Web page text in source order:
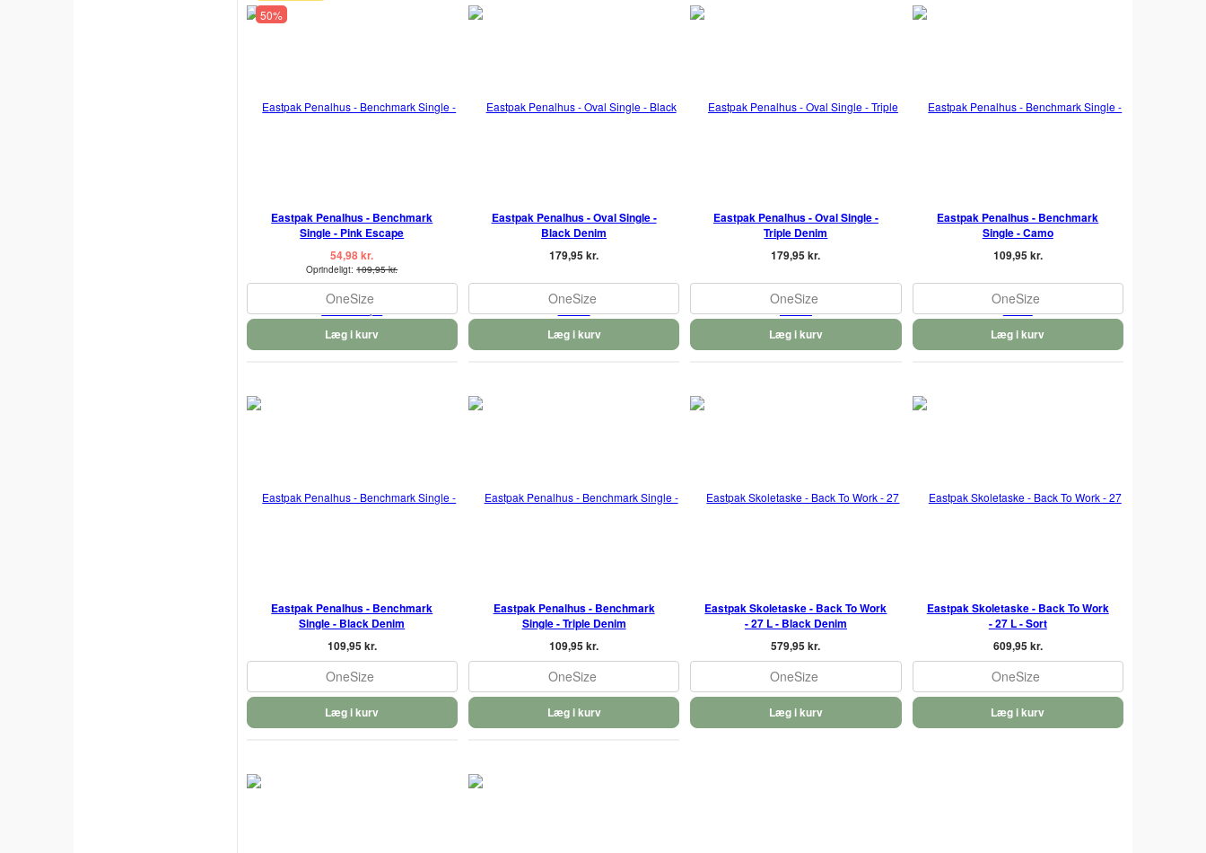
50%
Eastpak Penalhus - Benchmark
Single - Pink Escape
54,98 kr.
Oprindeligt:109,95 kr.
OneSize
Læg i kurv
Eastpak Penalhus - Oval Single -
Black Denim
179,95 kr.
OneSize
Læg i kurv
Eastpak Penalhus - Oval Single -
Triple Denim
179,95 kr.
OneSize
Læg i kurv
Eastpak Penalhus - Benchmark
Single - Camo
109,95 kr.
OneSize
Læg i kurv
Eastpak Penalhus - Benchmark
Single - Black Denim
109,95 kr.
OneSize
Læg i kurv
Eastpak Penalhus - Benchmark
Single - Triple Denim
109,95 kr.
OneSize
Læg i kurv
Eastpak Skoletaske - Back To Work
- 27 L - Black Denim
579,95 kr.
OneSize
Læg i kurv
Eastpak Skoletaske - Back To Work
- 27 L - Sort
609,95 kr.
OneSize
Læg i kurv